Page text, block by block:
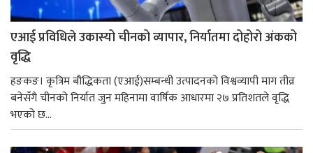
एआई प्रविधिले उकास्यो चीनको व्यापार, निर्यातमा दोहोरो अंकको
वृद्धि
हङकङ। कृत्रिम बौद्धिकता (एआई)सम्बन्धी उत्पादनको विश्वव्यापी माग तीव्र
बनेसँगै चीनको निर्यात जुन महिनामा वार्षिक आधारमा २७ प्रतिशतले वृद्धि
भएको छ...